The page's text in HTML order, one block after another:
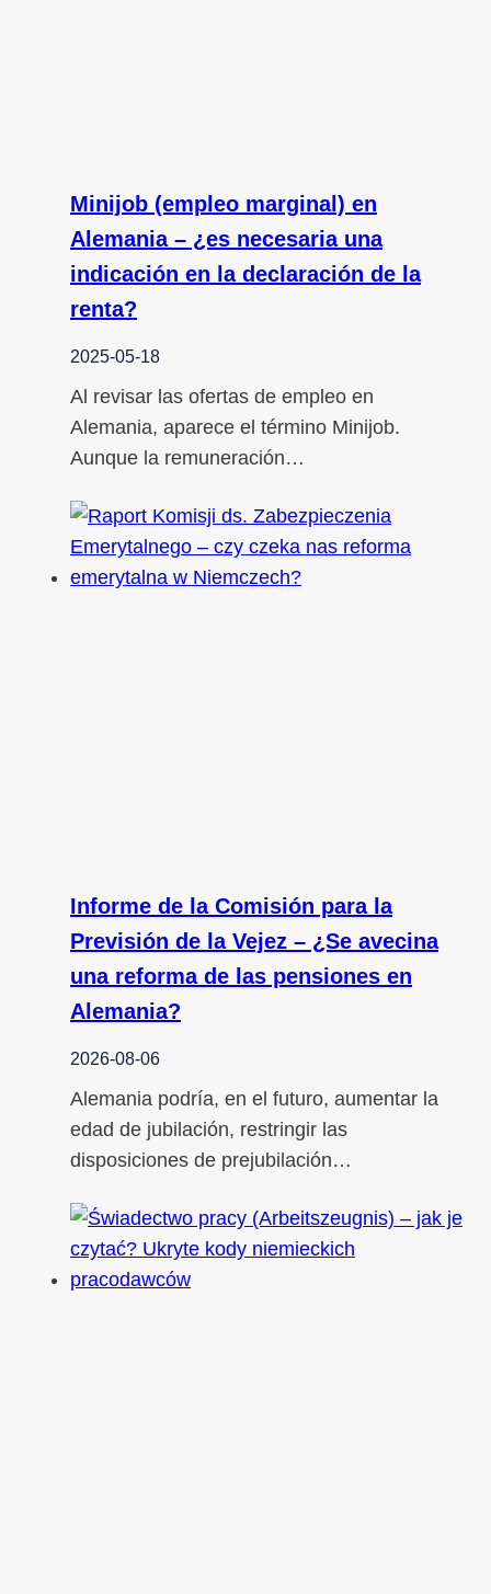
Minijob (empleo marginal) en
Alemania – ¿es necesaria una
indicación en la declaración de la
renta?
2025-05-18
Al revisar las ofertas de empleo en
Alemania, aparece el término Minijob.
Aunque la remuneración…
Informe de la Comisión para la
Previsión de la Vejez – ¿Se avecina
una reforma de las pensiones en
Alemania?
2026-08-06
Alemania podría, en el futuro, aumentar la
edad de jubilación, restringir las
disposiciones de prejubilación…